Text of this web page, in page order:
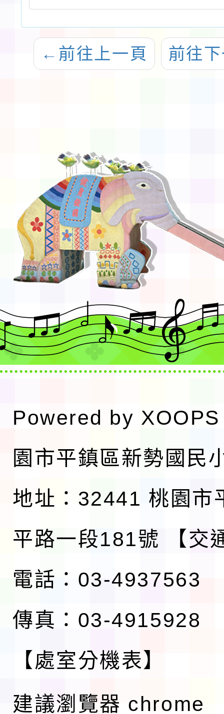
← 前往上一頁 前往
Powered by XOOPS
園市平鎮區新勢國民
地址：32441 桃園市
平路一段181號
【交
電話：03-4937563
傳真：03-4915928
【處室分機表】
建議瀏覽器 chrome